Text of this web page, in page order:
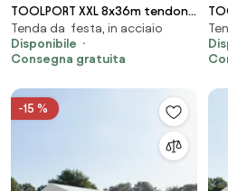
TOOLPORT XXL 8x36m tendone
per feste, PVC 1400, telaio
perimetrale, bianco - (49255)
Tenda da festa, in acciaio
Disponibile
Consegna gratuita
-15 %